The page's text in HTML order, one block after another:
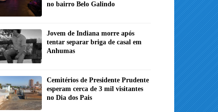
no bairro Belo Galindo
Jovem de Indiana morre após
tentar separar briga de casal em
Anhumas
Cemitérios de Presidente Prudente
esperam cerca de 3 mil visitantes
no Dia dos Pais